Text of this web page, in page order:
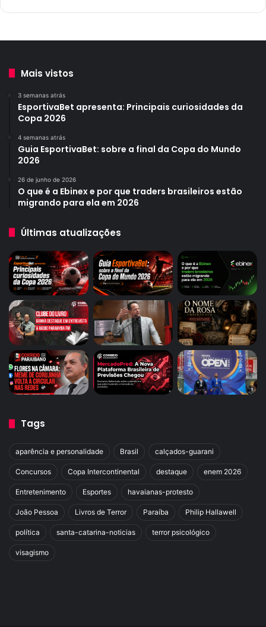
Mais vistos
3 semanas atrás
EsportivaBet apresenta: Principais curiosidades da
Copa 2026
4 semanas atrás
Guia EsportivaBet: sobre a final da Copa do Mundo
2026
26 de junho de 2026
O que é a Ebinex e por que traders brasileiros estão
migrando para ela em 2026
Últimas atualizações
Tags
aparência e personalidade Brasil calçados-guarani
Concursos Copa Intercontinental destaque enem 2026
Entretenimento Esportes havaianas-protesto
João Pessoa Livros de Terror Paraíba Philip Hallawell
política santa-catarina-noticias terror psicológico
visagismo